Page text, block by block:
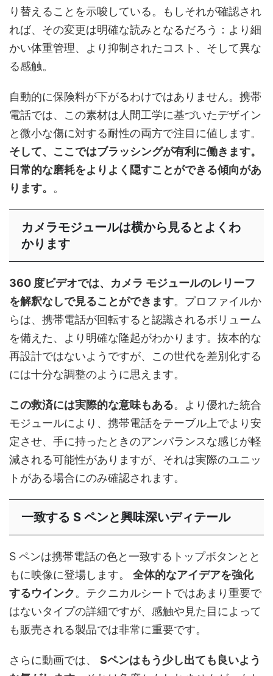
り替えることを示唆している。もしそれが確認され
れば、その変更は明確な読みとなるだろう：より細
かい体重管理、より抑制されたコスト、そして異な
る感触。
自動的に保険料が下がるわけではありません。携帯
電話では、この素材は人間工学に基づいたデザイン
と微小な傷に対する耐性の両方で注目に値します。
そして、ここではブラッシングが有利に働きます。
日常的な磨耗をよりよく隠すことができる傾向があ
ります。 。
カメラモジュールは横から見るとよくわ
かります
360 度ビデオでは、カメラ モジュールのレリーフ
を解釈なしで見ることができます。プロファイルか
らは、携帯電話が回転すると認識されるボリューム
を備えた、より明確な隆起がわかります。抜本的な
再設計ではないようですが、この世代を差別化する
には十分な調整のように思えます。
この救済には実際的な意味もある。より優れた統合
モジュールにより、携帯電話をテーブル上でより安
定させ、手に持ったときのアンバランスな感じが軽
減される可能性がありますが、それは実際のユニッ
トがある場合にのみ確認されます。
一致する S ペンと興味深いディテール
S ペンは携帯電話の色と一致するトップボタンとと
もに映像に登場します。 全体的なアイデアを強化
するウインク。テクニカルシートではあまり重要で
はないタイプの詳細ですが、感触や見た目によって
も販売される製品では非常に重要です。
さらに動画では、 Sペンはもう少し出ても良いよう